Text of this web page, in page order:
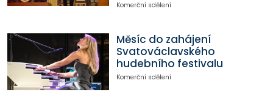
Komerční sdělení
Měsíc do zahájení
Svatováclavského
hudebního festivalu
Komerční sdělení